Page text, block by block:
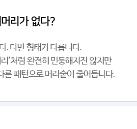
리가 없다?
. 다만 형태가 다릅니다.
’처럼 완전히 민둥해지진 않지만
른 패턴으로 머리숱이 줄어듭니다.